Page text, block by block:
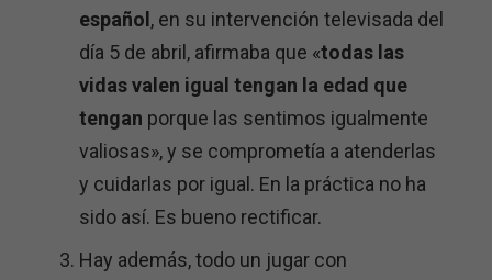
español , en su intervención televisada del
día 5 de abril, afirmaba que «todas las
vidas valen igual tengan la edad que
tengan porque las sentimos igualmente
valiosas», y se comprometía a atenderlas
y cuidarlas por igual. En la práctica no ha
sido así. Es bueno rectificar.
Hay además, todo un jugar con